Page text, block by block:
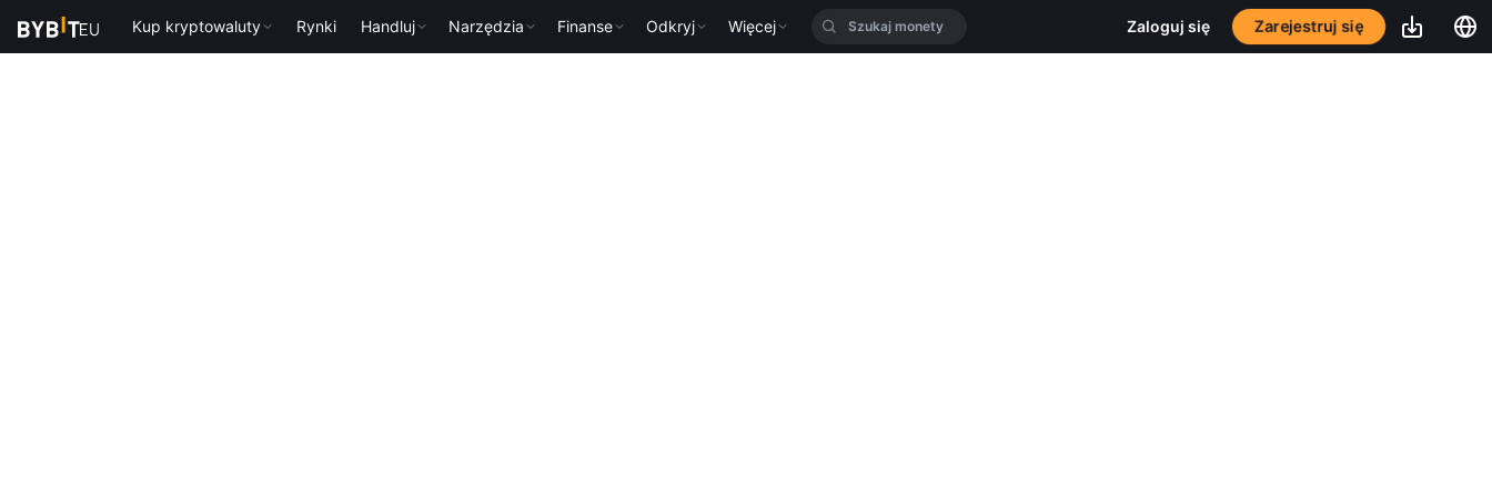
Kup kryptowaluty Rynki Handluj Narzędzia Finanse Odkryj Więcej Zaloguj się Zarejestruj się